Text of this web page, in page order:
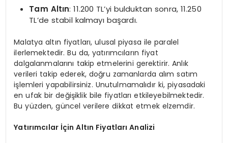
Tam Altın: 11.200 TL’yi bulduktan sonra, 11.250
TL’de stabil kalmayı başardı.
Malatya altın fiyatları, ulusal piyasa ile paralel
ilerlemektedir. Bu da, yatırımcıların fiyat
dalgalanmalarını takip etmelerini gerektirir. Anlık
verileri takip ederek, doğru zamanlarda alım satım
işlemleri yapabilirsiniz. Unutulmamalıdır ki, piyasadaki
en ufak bir değişiklik bile fiyatları etkileyebilmektedir.
Bu yüzden, güncel verilere dikkat etmek elzemdir.
Yatırımcılar İçin Altın Fiyatları Analizi